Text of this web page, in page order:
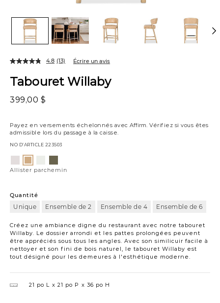
Tabouret Willaby
399,00 $
Payez en versements échelonnés avec Affirm. Vérifiez si vous êtes
admissible lors du passage à la caisse.
NO D’ARTICLE 223503
Créez une ambiance digne du restaurant avec notre tabouret
Willaby. Le dossier arrondi et les pattes prolongées peuvent
être appréciés sous tous les angles. Avec son similicuir facile à
nettoyer et son fini de bois naturel, le tabouret Willaby est
tout désigné pour les demeures à l'esthétique moderne.
4.8 (13) Écrire un avis
Variations
ivoireparchemin
lin forêt
Allister parchemin
Quantité
Unique Ensemble de 2 Ensemble de 4 Ensemble de 6
21 po L 21 po P 36 po H